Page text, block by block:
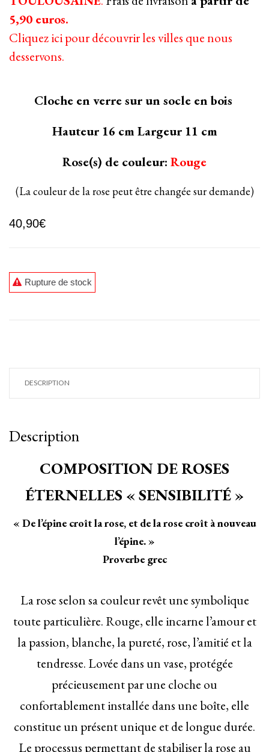
5,90 euros.
Cliquez ici pour découvrir les villes que nous
desservons.
Cloche en verre sur un socle en bois
Hauteur 16 cm Largeur 11 cm
Rose(s) de couleur: Rouge
(La couleur de la rose peut être changée sur demande)
40,90€
Rupture de stock
DESCRIPTION
Description
COMPOSITION DE ROSES
ÉTERNELLES « SENSIBILITÉ »
« De l’épine croît la rose, et de la rose croît à nouveau
l’épine. »
Proverbe grec
La rose selon sa couleur revêt une symbolique
toute particulière. Rouge, elle incarne l’amour et
la passion, blanche, la pureté, rose, l’amitié et la
tendresse. Lovée dans un vase, protégée
précieusement par une cloche ou
confortablement installée dans une boîte, elle
constitue un présent unique et de longue durée.
Le processus permettant de stabiliser la rose au